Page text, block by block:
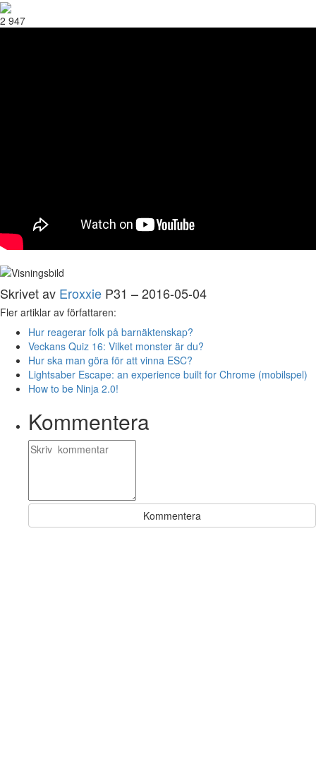
2 947
Skrivet av Eroxxie P31 – 2016-05-04
Fler artiklar av författaren:
Hur reagerar folk på barnäktenskap?
Veckans Quiz 16: Vilket monster är du?
Hur ska man göra för att vinna ESC?
Lightsaber Escape: an experience built for Chrome (mobilspel)
How to be Ninja 2.0!
Kommentera
Kommentera